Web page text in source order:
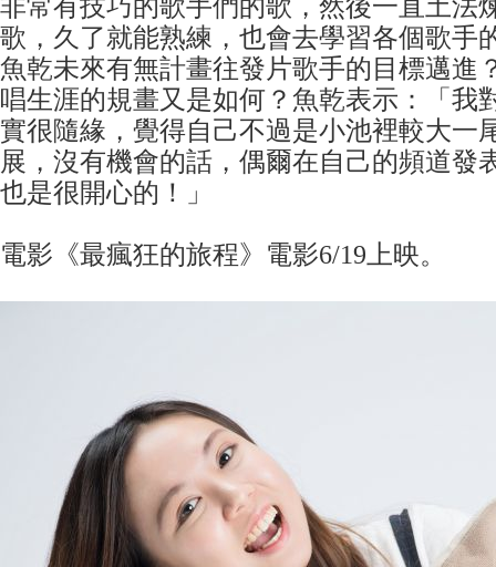
非常有技巧的歌手們的歌，然後一直土法
歌，久了就能熟練，也會去學習各個歌手
魚乾未來有無計畫往發片歌手的目標邁進
唱生涯的規畫又是如何？魚乾表示：「我
實很隨緣，覺得自己不過是小池裡較大一
展，沒有機會的話，偶爾在自己的頻道發
也是很開心的！」
電影《最瘋狂的旅程》電影6/19上映。